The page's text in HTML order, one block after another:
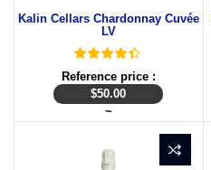
Kalin Cellars Chardonnay Cuvée
LV
Reference price :
$50.00
~